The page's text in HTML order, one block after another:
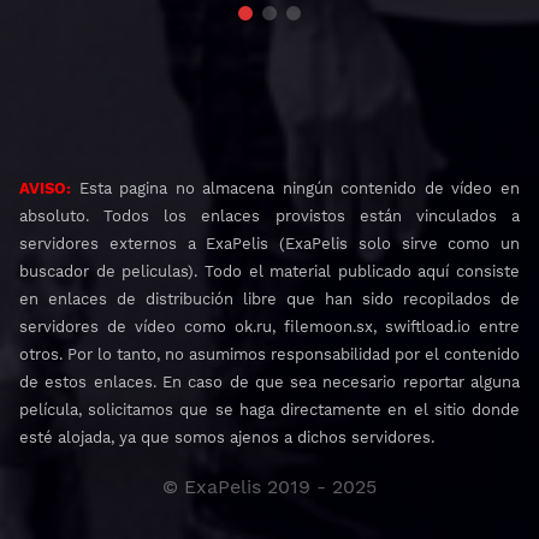
AVISO: Esta pagina no almacena ningún contenido de vídeo en
absoluto. Todos los enlaces provistos están vinculados a
servidores externos a ExaPelis (ExaPelis solo sirve como un
buscador de peliculas). Todo el material publicado aquí consiste
en enlaces de distribución libre que han sido recopilados de
servidores de vídeo como ok.ru, filemoon.sx, swiftload.io entre
otros. Por lo tanto, no asumimos responsabilidad por el contenido
de estos enlaces. En caso de que sea necesario reportar alguna
película, solicitamos que se haga directamente en el sitio donde
esté alojada, ya que somos ajenos a dichos servidores.
© ExaPelis 2019 - 2025